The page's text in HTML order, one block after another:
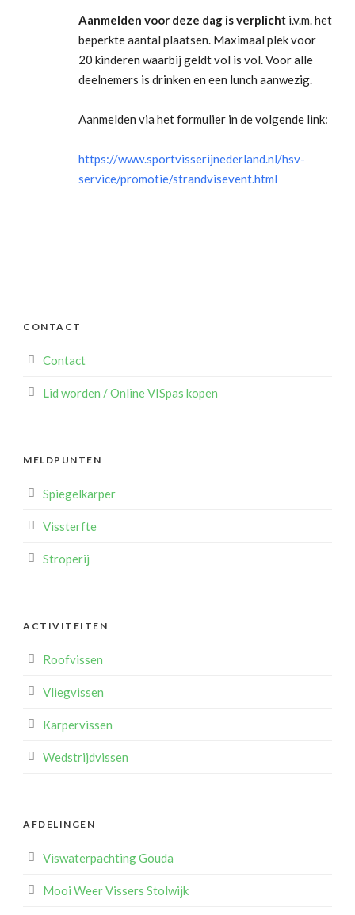
Aanmelden voor deze dag is verplicht i.v.m. het
beperkte aantal plaatsen. Maximaal plek voor
20 kinderen waarbij geldt vol is vol. Voor alle
deelnemers is drinken en een lunch aanwezig.
Aanmelden via het formulier in de volgende link:
https://www.sportvisserijnederland.nl/hsv-
service/promotie/strandvisevent.html
CONTACT
Contact
Lid worden / Online VISpas kopen
MELDPUNTEN
Spiegelkarper
Vissterfte
Stroperij
ACTIVITEITEN
Roofvissen
Vliegvissen
Karpervissen
Wedstrijdvissen
AFDELINGEN
Viswaterpachting Gouda
Mooi Weer Vissers Stolwijk